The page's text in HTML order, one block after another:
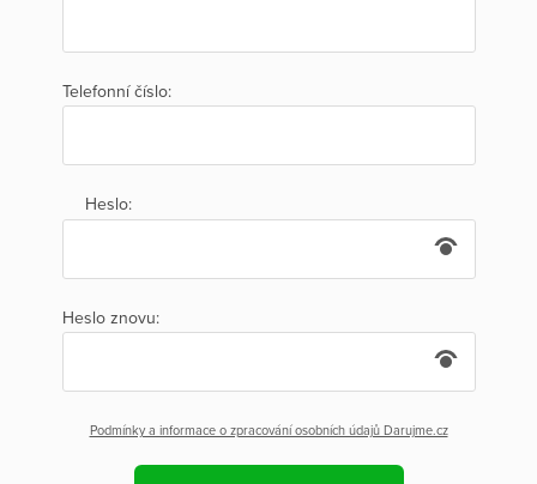
Telefonní číslo:
Heslo:
Heslo znovu:
Podmínky a informace o zpracování osobních údajů Darujme.cz